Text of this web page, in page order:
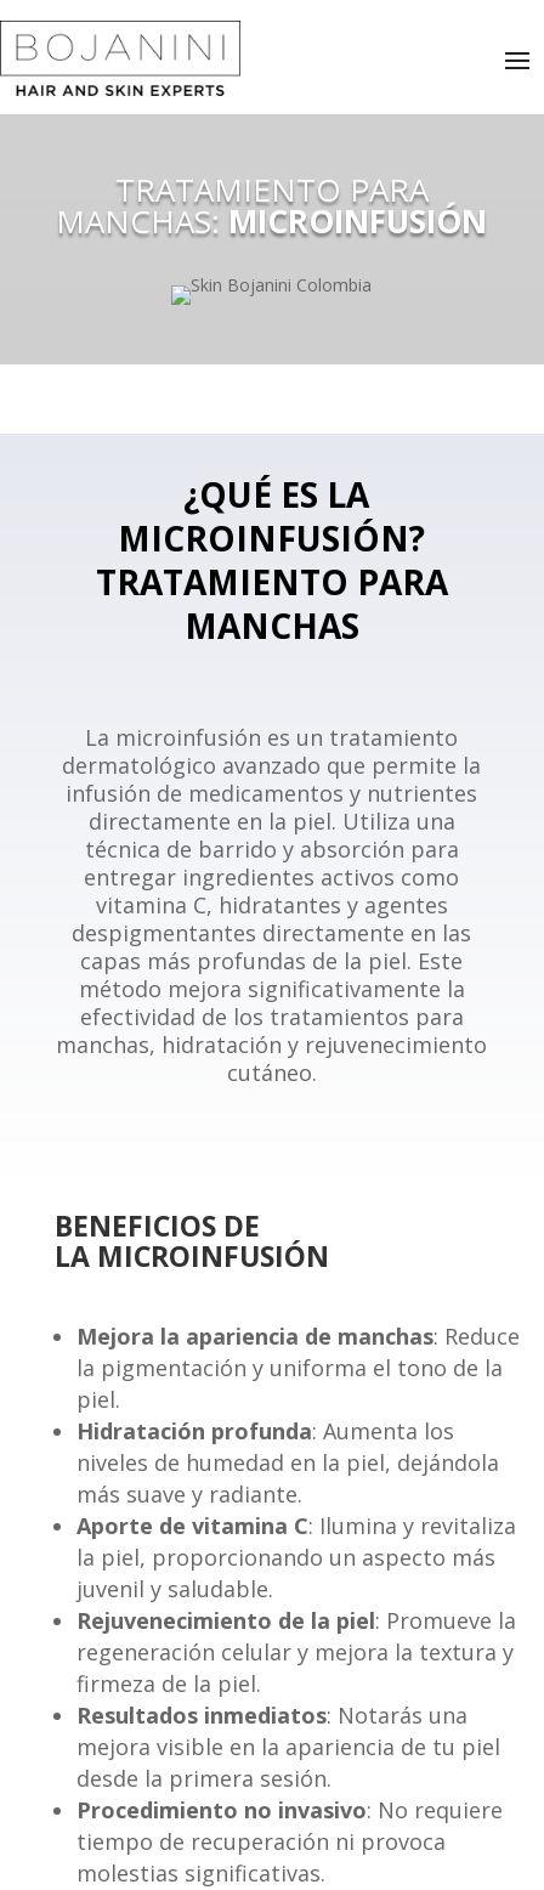
TRATAMIENTO PARA
MANCHAS: MICROINFUSIÓN
¿QUÉ ES LA
MICROINFUSIÓN?
TRATAMIENTO PARA
MANCHAS
La microinfusión es un tratamiento
dermatológico avanzado que permite la
infusión de medicamentos y nutrientes
directamente en la piel. Utiliza una
técnica de barrido y absorción para
entregar ingredientes activos como
vitamina C, hidratantes y agentes
despigmentantes directamente en las
capas más profundas de la piel. Este
método mejora significativamente la
efectividad de los tratamientos para
manchas, hidratación y rejuvenecimiento
cutáneo.
BENEFICIOS DE
LA MICROINFUSIÓN
Mejora la apariencia de manchas: Reduce
la pigmentación y uniforma el tono de la
piel.
Hidratación profunda: Aumenta los
niveles de humedad en la piel, dejándola
más suave y radiante.
Aporte de vitamina C: Ilumina y revitaliza
la piel, proporcionando un aspecto más
juvenil y saludable.
Rejuvenecimiento de la piel: Promueve la
regeneración celular y mejora la textura y
firmeza de la piel.
Resultados inmediatos: Notarás una
mejora visible en la apariencia de tu piel
desde la primera sesión.
Procedimiento no invasivo: No requiere
tiempo de recuperación ni provoca
molestias significativas.